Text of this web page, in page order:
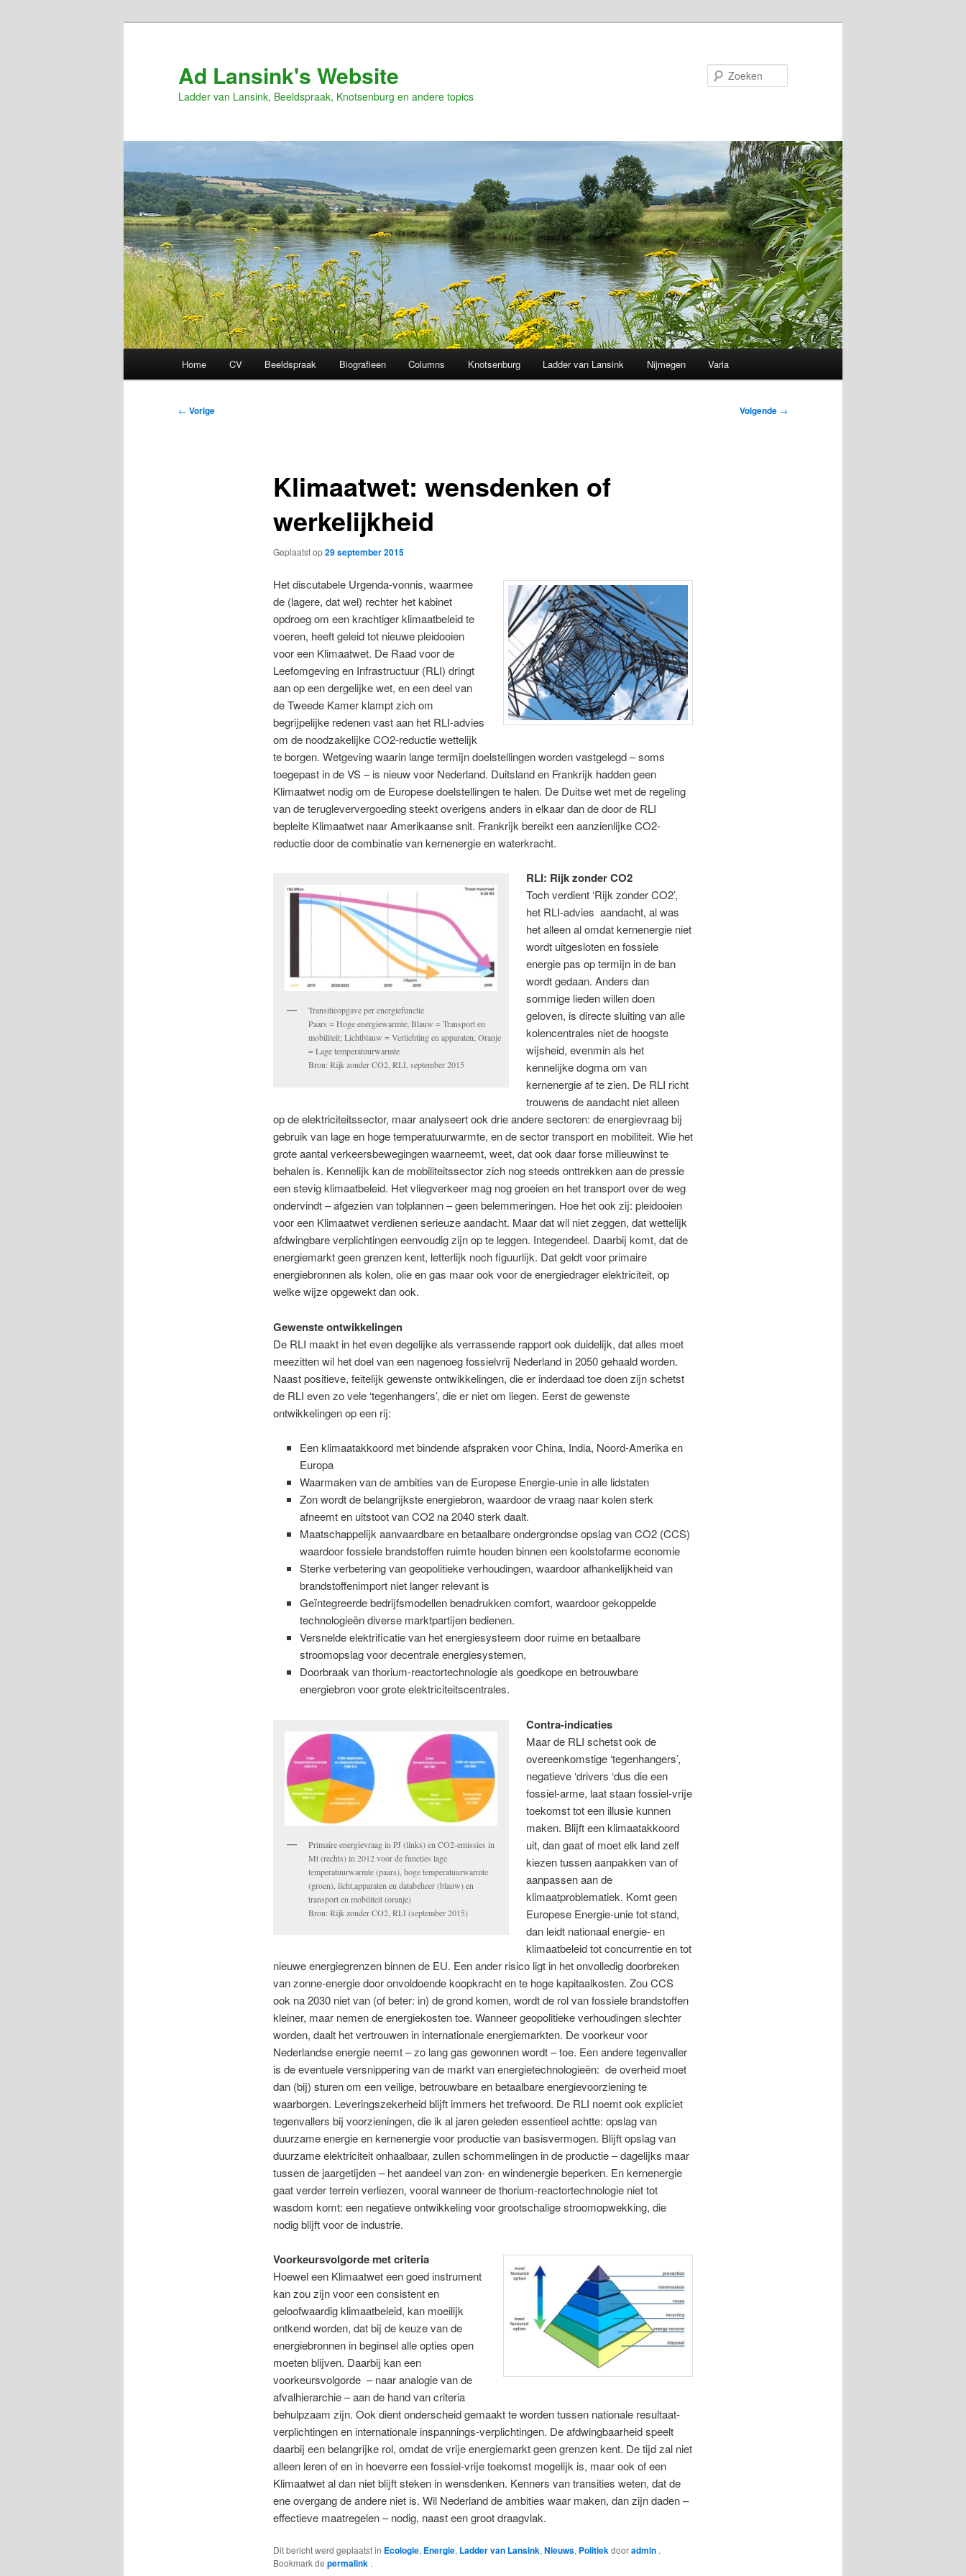
Ad Lansink's Website
Ladder van Lansink, Beeldspraak, Knotsenburg en andere topics
Home CV Beeldspraak Biografieen Columns Knotsenburg Ladder van Lansink Nijmegen Varia
Bericht
← Vorige Volgende →
Klimaatwet: wensdenken of
werkelijkheid
Geplaatst op29 september 2015
Het discutabele Urgenda-vonnis, waarmee
de (lagere, dat wel) rechter het kabinet
opdroeg om een krachtiger klimaatbeleid te
voeren, heeft geleid tot nieuwe pleidooien
voor een Klimaatwet. De Raad voor de
Leefomgeving en Infrastructuur (RLI) dringt
aan op een dergelijke wet, en een deel van
de Tweede Kamer klampt zich om
begrijpelijke redenen vast aan het RLI-advies
om de noodzakelijke CO2-reductie wettelijk
te borgen. Wetgeving waarin lange termijn doelstellingen worden vastgelegd – soms
toegepast in de VS – is nieuw voor Nederland. Duitsland en Frankrijk hadden geen
Klimaatwet nodig om de Europese doelstellingen te halen. De Duitse wet met de regeling
van de terugleververgoeding steekt overigens anders in elkaar dan de door de RLI
bepleite Klimaatwet naar Amerikaanse snit. Frankrijk bereikt een aanzienlijke CO2-
reductie door de combinatie van kernenergie en waterkracht.
Transitieopgave per energiefunctie
Paars = Hoge energiewarmte; Blauw = Transport en
mobiliteit; Lichtblauw = Verlichting en apparaten; Oranje
= Lage temperatuurwarmte
Bron: Rijk zonder CO2, RLI, september 2015
RLI: Rijk zonder CO2
Toch verdient ‘Rijk zonder CO2’,
het RLI-advies aandacht, al was
het alleen al omdat kernenergie niet
wordt uitgesloten en fossiele
energie pas op termijn in de ban
wordt gedaan. Anders dan
sommige lieden willen doen
geloven, is directe sluiting van alle
kolencentrales niet de hoogste
wijsheid, evenmin als het
kennelijke dogma om van
kernenergie af te zien. De RLI richt
trouwens de aandacht niet alleen
op de elektriciteitssector, maar analyseert ook drie andere sectoren: de energievraag bij
gebruik van lage en hoge temperatuurwarmte, en de sector transport en mobiliteit. Wie het
grote aantal verkeersbewegingen waarneemt, weet, dat ook daar forse milieuwinst te
behalen is. Kennelijk kan de mobiliteitssector zich nog steeds onttrekken aan de pressie
een stevig klimaatbeleid. Het vliegverkeer mag nog groeien en het transport over de weg
ondervindt – afgezien van tolplannen – geen belemmeringen. Hoe het ook zij: pleidooien
voor een Klimaatwet verdienen serieuze aandacht. Maar dat wil niet zeggen, dat wettelijk
afdwingbare verplichtingen eenvoudig zijn op te leggen. Integendeel. Daarbij komt, dat de
energiemarkt geen grenzen kent, letterlijk noch figuurlijk. Dat geldt voor primaire
energiebronnen als kolen, olie en gas maar ook voor de energiedrager elektriciteit, op
welke wijze opgewekt dan ook.
Gewenste ontwikkelingen
De RLI maakt in het even degelijke als verrassende rapport ook duidelijk, dat alles moet
meezitten wil het doel van een nagenoeg fossielvrij Nederland in 2050 gehaald worden.
Naast positieve, feitelijk gewenste ontwikkelingen, die er inderdaad toe doen zijn schetst
de RLI even zo vele ‘tegenhangers’, die er niet om liegen. Eerst de gewenste
ontwikkelingen op een rij:
Een klimaatakkoord met bindende afspraken voor China, India, Noord-Amerika en
Europa
Waarmaken van de ambities van de Europese Energie-unie in alle lidstaten
Zon wordt de belangrijkste energiebron, waardoor de vraag naar kolen sterk
afneemt en uitstoot van CO2 na 2040 sterk daalt.
Maatschappelijk aanvaardbare en betaalbare ondergrondse opslag van CO2 (CCS)
waardoor fossiele brandstoffen ruimte houden binnen een koolstofarme economie
Sterke verbetering van geopolitieke verhoudingen, waardoor afhankelijkheid van
brandstoffenimport niet langer relevant is
Geïntegreerde bedrijfsmodellen benadrukken comfort, waardoor gekoppelde
technologieën diverse marktpartijen bedienen.
Versnelde elektrificatie van het energiesysteem door ruime en betaalbare
stroomopslag voor decentrale energiesystemen,
Doorbraak van thorium-reactortechnologie als goedkope en betrouwbare
energiebron voor grote elektriciteitscentrales.
Primaire energievraag in PJ (links) en CO2-emissies in
Mt (rechts) in 2012 voor de functies lage
temperatuurwarmte (paars), hoge temperatuurwarmte
(groen), licht,apparaten en databeheer (blauw) en
transport en mobiliteit (oranje)
Bron: Rijk zonder CO2, RLI (september 2015)
Contra-indicaties
Maar de RLI schetst ook de
overeenkomstige ‘tegenhangers’,
negatieve ‘drivers ‘dus die een
fossiel-arme, laat staan fossiel-vrije
toekomst tot een illusie kunnen
maken. Blijft een klimaatakkoord
uit, dan gaat of moet elk land zelf
kiezen tussen aanpakken van of
aanpassen aan de
klimaatproblematiek. Komt geen
Europese Energie-unie tot stand,
dan leidt nationaal energie- en
klimaatbeleid tot concurrentie en tot
nieuwe energiegrenzen binnen de EU. Een ander risico ligt in het onvolledig doorbreken
van zonne-energie door onvoldoende koopkracht en te hoge kapitaalkosten. Zou CCS
ook na 2030 niet van (of beter: in) de grond komen, wordt de rol van fossiele brandstoffen
kleiner, maar nemen de energiekosten toe. Wanneer geopolitieke verhoudingen slechter
worden, daalt het vertrouwen in internationale energiemarkten. De voorkeur voor
Nederlandse energie neemt – zo lang gas gewonnen wordt – toe. Een andere tegenvaller
is de eventuele versnippering van de markt van energietechnologieën: de overheid moet
dan (bij) sturen om een veilige, betrouwbare en betaalbare energievoorziening te
waarborgen. Leveringszekerheid blijft immers het trefwoord. De RLI noemt ook expliciet
tegenvallers bij voorzieningen, die ik al jaren geleden essentieel achtte: opslag van
duurzame energie en kernenergie voor productie van basisvermogen. Blijft opslag van
duurzame elektriciteit onhaalbaar, zullen schommelingen in de productie – dagelijks maar
tussen de jaargetijden – het aandeel van zon- en windenergie beperken. En kernenergie
gaat verder terrein verliezen, vooral wanneer de thorium-reactortechnologie niet tot
wasdom komt: een negatieve ontwikkeling voor grootschalige stroomopwekking, die
nodig blijft voor de industrie.
Voorkeursvolgorde met criteria
Hoewel een Klimaatwet een goed instrument
kan zou zijn voor een consistent en
geloofwaardig klimaatbeleid, kan moeilijk
ontkend worden, dat bij de keuze van de
energiebronnen in beginsel alle opties open
moeten blijven. Daarbij kan een
voorkeursvolgorde – naar analogie van de
afvalhierarchie – aan de hand van criteria
behulpzaam zijn. Ook dient onderscheid gemaakt te worden tussen nationale resultaat-
verplichtingen en internationale inspannings-verplichtingen. De afdwingbaarheid speelt
daarbij een belangrijke rol, omdat de vrije energiemarkt geen grenzen kent. De tijd zal niet
alleen leren of en in hoeverre een fossiel-vrije toekomst mogelijk is, maar ook of een
Klimaatwet al dan niet blijft steken in wensdenken. Kenners van transities weten, dat de
ene overgang de andere niet is. Wil Nederland de ambities waar maken, dan zijn daden –
effectieve maatregelen – nodig, naast een groot draagvlak.
Dit bericht werd geplaatst in Ecologie, Energie, Ladder van Lansink, Nieuws, Politiekdooradmin .
Bookmark de permalink .